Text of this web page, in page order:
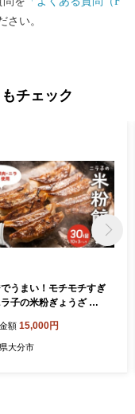
さい。
チェック
うまい！モチモチすぎ
子の米粉ぎょうざ 大
醤油タレ付) 10個入り3
米粉 餃子 ギョーザ グ
額 15,000円
大分市